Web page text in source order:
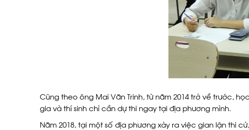
Cũng theo ông Mai Văn Trinh, từ năm 2014 trở về trước,
gia và thí sinh chỉ cần dự thi ngay tại địa phương mình.
Năm 2018, tại một số địa phương xảy ra việc gian lận thi